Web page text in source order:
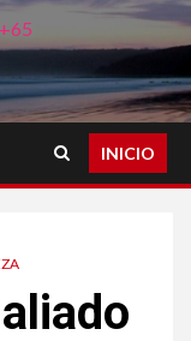
INICIO